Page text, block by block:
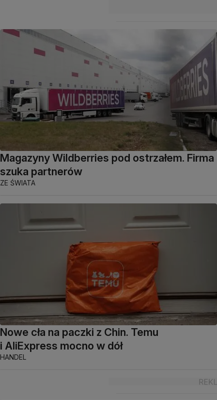
Magazyny Wildberries pod ostrzałem. Firma
szuka partnerów
ZE ŚWIATA
Nowe cła na paczki z Chin. Temu
i AliExpress mocno w dół
HANDEL